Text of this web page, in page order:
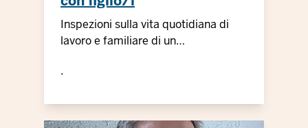
Inspezioni sulla vita quotidiana di
lavoro e familiare di un
.